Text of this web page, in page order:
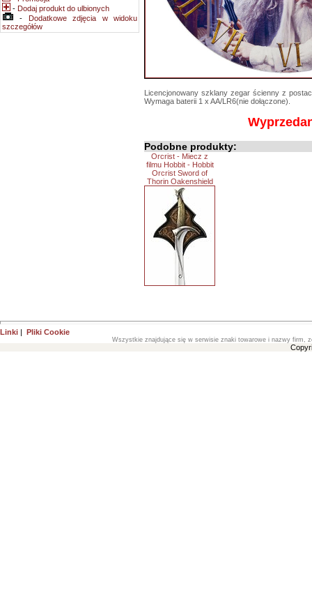
- Dodaj produkt do ulbionych
- Dodatkowe zdjęcia w widoku
szczegółów
Licencjonowany szklany zegar ścienny z
Wymaga baterii 1 x AA/LR6(nie dołączone).
Podobne produkty:
Orcrist - Miecz z
filmu Hobbit - Hobbit
Orcrist Sword of
Thorin Oakenshield
Linki | Pliki Cookie
Wszystkie znajdujące się w serwisie znaki towarowe i nazwy firm,